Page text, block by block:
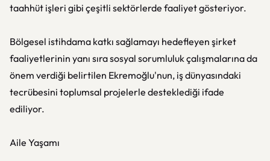
taahhüt işleri gibi çeşitli sektörlerde faaliyet gösteriyor.
Bölgesel istihdama katkı sağlamayı hedefleyen şirket
faaliyetlerinin yanı sıra sosyal sorumluluk çalışmalarına da
önem verdiği belirtilen Ekremoğlu'nun, iş dünyasındaki
tecrübesini toplumsal projelerle desteklediği ifade
ediliyor.
Aile Yaşamı